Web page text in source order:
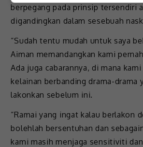
berpegang pada prinsip tersendiri
digandingkan dalam sesebuah
“Sudah tentu mudah untuk saya
Aiman memandangkan kami
Ada juga cabarannya, di mana
kelainan berbanding drama-drama
lakonkan sebelum ini.
“Ramai yang ingat kalau berlakon
bolehlah bersentuhan dan
kami masih menjaga sensitiviti